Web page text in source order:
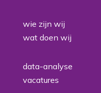
wie zijn wij
wat doen wij
data-analyse
vacatures